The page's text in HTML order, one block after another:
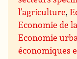
l’agriculture,
Economie de
Economie
économiques